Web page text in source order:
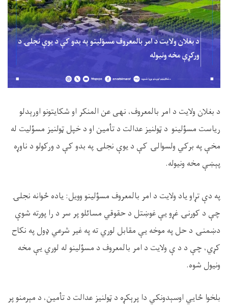
د بغلان ولایت د امر بالمعروف، نهی عن المنکر او شکایتونو اورېدلو
ریاست مسؤلینو د ټولنیز عدالت د تأمین او د خپل ټولنیز مسؤلیت له
مخې په برکي ولسوالۍ کې د یوې نجلۍ په بدو کې د ورکولو د ناوړه
پېښې مخه ونیوله.
په دې تړاو یاد ولایت د امر بالمعروف مسؤلینو وویل: یاده ځوانه نجلۍ
چې د کورنۍ غړو یې غوښتل د حقوقي مسائلو پر سر د را پورته شوې
دښمنۍ د حل په موخه یې مقابل لوري ته په غیر شرعي ډول په نکاح
کړي، چې د د ې ولایت د امر بالمعروف د مسؤلینو له لوري یې مخه
ونیول شوه.
بلخوا ځایي اوسېدونکي دا پرېکړه د ټولنیز عدالت د تأمین، د مېرمنو پر